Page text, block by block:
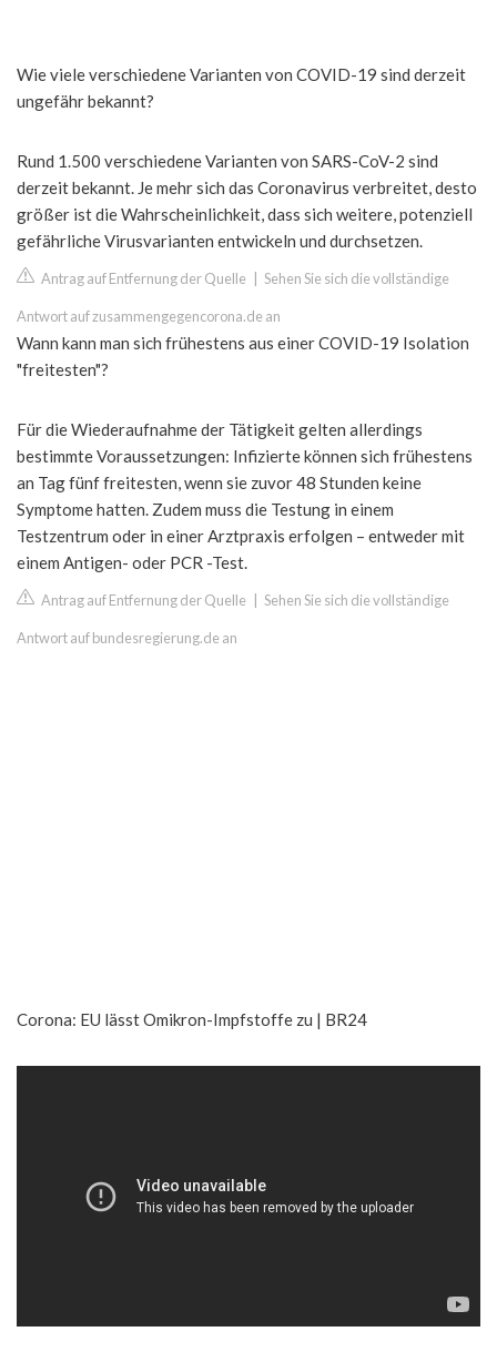
Wie viele verschiedene Varianten von COVID-19 sind derzeit
ungefähr bekannt?
Rund 1.500 verschiedene Varianten von SARS-CoV-2 sind
derzeit bekannt. Je mehr sich das Coronavirus verbreitet, desto
größer ist die Wahrscheinlichkeit, dass sich weitere, potenziell
gefährliche Virusvarianten entwickeln und durchsetzen.
Antrag auf Entfernung der Quelle Sehen Sie sich die vollständige
Antwort auf zusammengegencorona.de an
Wann kann man sich frühestens aus einer COVID-19 Isolation
"freitesten"?
Für die Wiederaufnahme der Tätigkeit gelten allerdings
bestimmte Voraussetzungen: Infizierte können sich frühestens
an Tag fünf freitesten, wenn sie zuvor 48 Stunden keine
Symptome hatten. Zudem muss die Testung in einem
Testzentrum oder in einer Arztpraxis erfolgen – entweder mit
einem Antigen- oder PCR -Test.
Antrag auf Entfernung der Quelle Sehen Sie sich die vollständige
Antwort auf bundesregierung.de an
Corona: EU lässt Omikron-Impfstoffe zu | BR24